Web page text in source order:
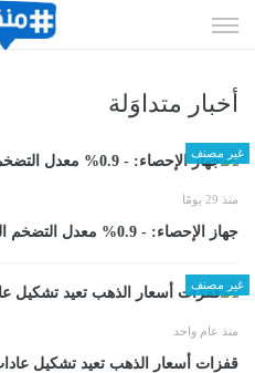
الى
أخبار متداوَلة
غير مصنف
منذ 29 يومًا
جهاز الإحصاء: - 0.9% معدل التضخم الشهرى لشهر يونيو 2026
غير مصنف
منذ عام واحد
قفزات أسعار الذهب تعيد تشكيل